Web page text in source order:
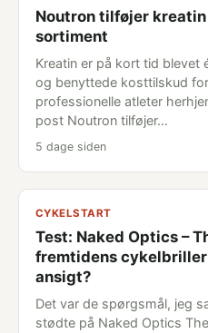
Noutron tilføjer
sortiment
Kreatin er på kort tid blevet
og benyttede kosttilskud
professionelle atleter
post Noutron tilføjer…
5 dage siden
CYKELSTART
Test: Naked Optics –
fremtidens
ansigt?
Det var de spørgsmål, jeg
stødte på Naked Optics